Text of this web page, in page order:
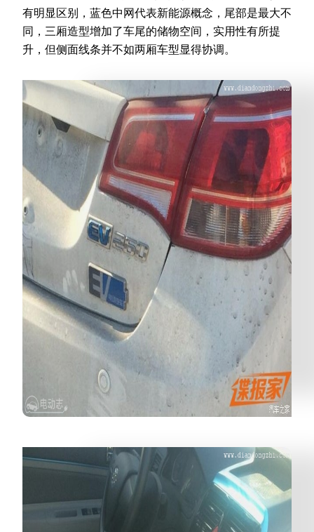
有明显区别，蓝色中网代表新能源概念，尾部是最大不
同，三厢造型增加了车尾的储物空间，实用性有所提
升，但侧面线条并不如两厢车型显得协调。